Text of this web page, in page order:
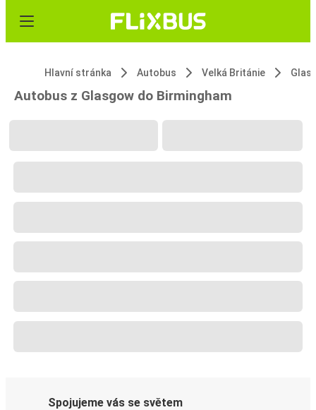
Hlavní stránka Autobus Velká Británie
Autobus z Glasgow do Birmingham
Spojujeme vás se světem